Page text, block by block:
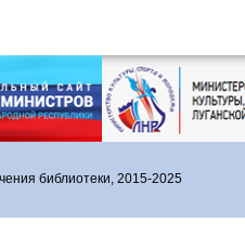
библиотеки, 2015-2025